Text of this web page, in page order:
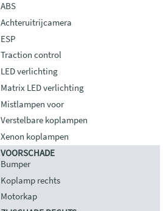
ABS
Achteruitrijcamera
ESP
Traction control
LED verlichting
Matrix LED verlichting
Mistlampen voor
Verstelbare koplampen
Xenon koplampen
VOORSCHADE
Bumper
Koplamp rechts
Motorkap